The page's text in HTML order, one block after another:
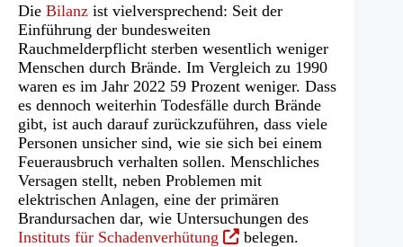
Die Bilanz ist vielversprechend: Seit der
Einführung der bundesweiten
Rauchmelderpflicht sterben wesentlich weniger
Menschen durch Brände. Im Vergleich zu 1990
waren es im Jahr 2022 59 Prozent weniger. Dass
es dennoch weiterhin Todesfälle durch Brände
gibt, ist auch darauf zurückzuführen, dass viele
Personen unsicher sind, wie sie sich bei einem
Feuerausbruch verhalten sollen. Menschliches
Versagen stellt, neben Problemen mit
elektrischen Anlagen, eine der primären
Brandursachen dar, wie Untersuchungen des
Instituts für Schadenverhütung (Öffnetbelegen.